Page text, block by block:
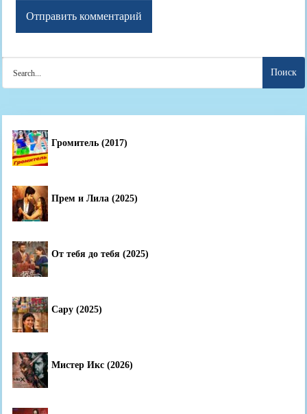
for:
Громитель (2017)
Прем и Лила (2025)
От тебя до тебя (2025)
Сару (2025)
Мистер Икс (2026)